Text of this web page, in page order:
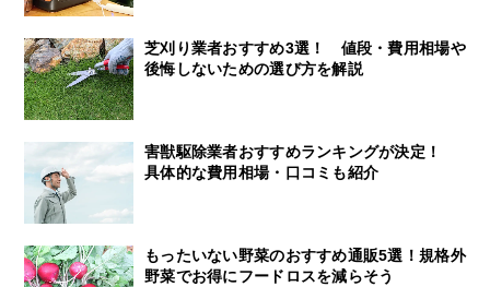
芝刈り業者おすすめ3選！ 値段・費用相場や
後悔しないための選び方を解説
害獣駆除業者おすすめランキングが決定！
具体的な費用相場・口コミも紹介
もったいない野菜のおすすめ通販5選！規格外
野菜でお得にフードロスを減らそう